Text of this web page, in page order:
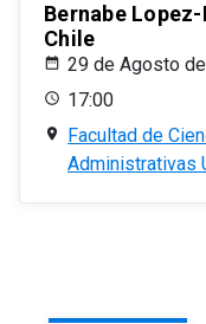
Bernabe
Chile
29 de Agosto
17:00
Facultad de
Administrativas